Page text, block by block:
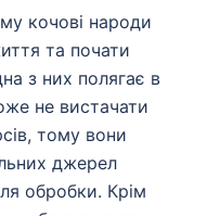
кочові народи
та почати
з них полягає в
не вистачати
тому вони
джерел
обробки. Крім